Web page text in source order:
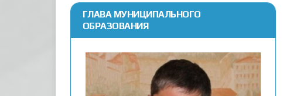
ГЛАВА МУНИЦИПАЛЬНОГО
ОБРАЗОВАНИЯ